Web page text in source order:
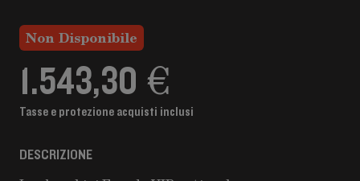
Non Disponibile
1.543,30 €
Tasse e protezione acquisti inclusi
DESCRIZIONE